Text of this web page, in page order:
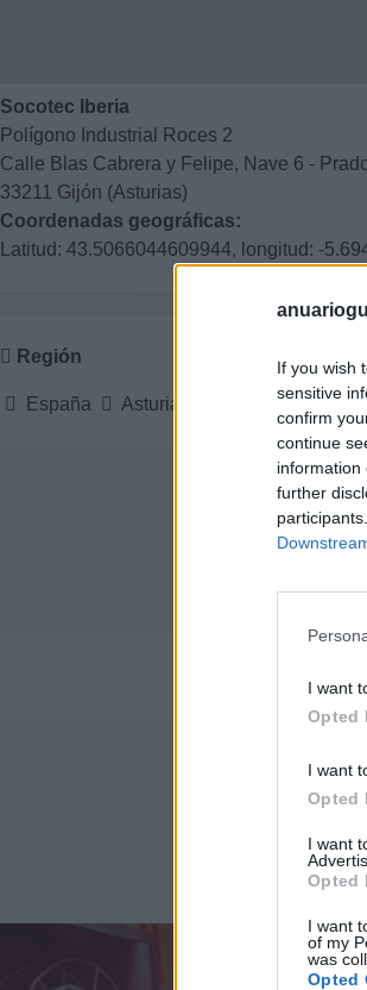
If you wish
sensitive
confirm
continue
information
further
I want
Opted
I want
Opted
I want
Opted
I want
of my
was
Opted
Socotec Iberia
Polígono Industrial Roces 2
Calle Blas Cabrera y Felipe, Nave 6 -
33211 Gijón (Asturias)
Coordenadas geográficas:
Latitud: 43.5066044609944, longitud: -
Región
España Asturias